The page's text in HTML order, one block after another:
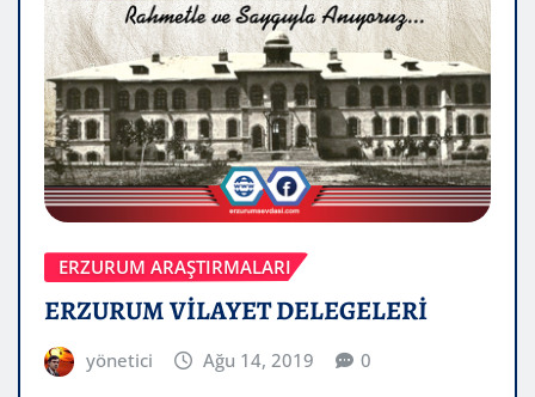
ERZURUM ARAŞTIRMALARI
ERZURUM VİLAYET DELEGELERİ
yönetici Ağu 14, 2019 0